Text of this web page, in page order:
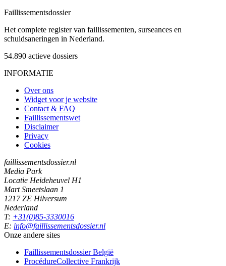
Faillissementsdossier
Het complete register van faillissementen, surseances en
schuldsaneringen in Nederland.
54.890 actieve dossiers
INFORMATIE
Over ons
Widget voor je website
Contact & FAQ
Faillissementswet
Disclaimer
Privacy
Cookies
faillissementsdossier.nl
Media Park
Locatie Heideheuvel H1
Mart Smeetslaan 1
1217 ZE Hilversum
Nederland
T: +31(0)85-3330016
E: info@faillissementsdossier.nl
Onze andere sites
Faillissementsdossier België
ProcédureCollective Frankrijk